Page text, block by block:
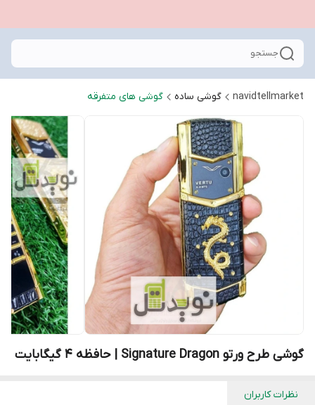
جستجو
navidtellmarket گوشی ساده گوشی های متفرقه
گوشی طرح ورتو Signature Dragon | حافظه 4 گیگابایت
نظرات کاربران